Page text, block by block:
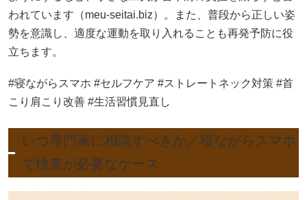
われています（meu-seitai.biz）。また、普段から正しい姿
勢を意識し、適度な運動を取り入れることも再発予防に役
立ちます。
#寝ながらスマホ #セルフケア #ストレートネック対策 #首
こり肩こり改善 #生活習慣見直し
いつ専門家に相談すべきか／寝ながらスマホ
で検査が必要なケース